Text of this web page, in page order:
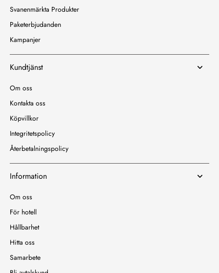
Svanenmärkta Produkter
Paketerbjudanden
Kampanjer
Kundtjänst
Om oss
Kontakta oss
Köpvillkor
Integritetspolicy
Återbetalningspolicy
Information
Om oss
För hotell
Hållbarhet
Hitta oss
Samarbete